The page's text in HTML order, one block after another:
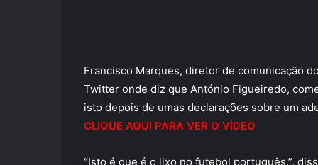
Francisco Marques, diretor de comunicação
Twitter onde diz que António Figueiredo,
isto depois de umas declarações sobre um
CLIQUE AQUI PARA VER O VÍDEO
“Isto é que é o lixo no futebol português.”,